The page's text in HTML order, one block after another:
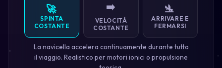
🚀
SPINTA
COSTANTE
➡️
VELOCITÀ
COSTANTE
🛬
ARRIVARE E
FERMARSI
La navicella accelera continuamente durante tutto
il viaggio. Realistico per motori ionici o propulsione